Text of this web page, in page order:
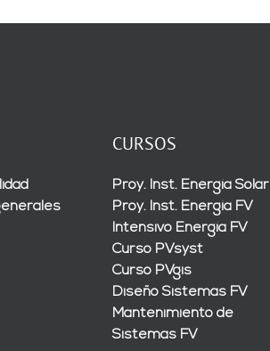
CURSOS
Proy. Inst. Energía Solar
Proy. Inst. Energía FV
Intensivo Energía FV
Curso PVsyst
Curso PVgis
Diseño Sistemas FV
Mantenimiento de
Sistemas FV